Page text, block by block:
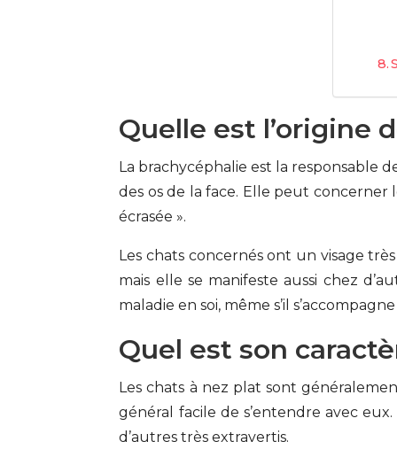
Quelle est l’origine
La brachycéphalie est la responsable
des os de la face. Elle peut concerner
écrasée ».
Les chats concernés ont un visage
mais elle se manifeste aussi chez
maladie en soi, même s’il
Quel est son
Les chats à nez plat sont
général facile de s’entendre avec
d’autres très extravertis.